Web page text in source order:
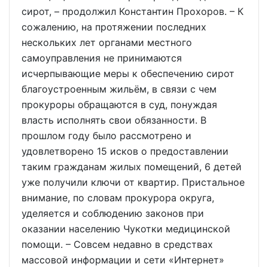
сирот, – продолжил Константин Прохоров. – К
сожалению, на протяжении последних
нескольких лет органами местного
самоуправления не принимаются
исчерпывающие меры к обеспечению сирот
благоустроенным жильём, в связи с чем
прокуроры обращаются в суд, понуждая
власть исполнять свои обязанности. В
прошлом году было рассмотрено и
удовлетворено 15 исков о предоставлении
таким гражданам жилых помещений, 6 детей
уже получили ключи от квартир. Пристальное
внимание, по словам прокурора округа,
уделяется и соблюдению законов при
оказании населению Чукотки медицинской
помощи. – Совсем недавно в средствах
массовой информации и сети «Интернет»